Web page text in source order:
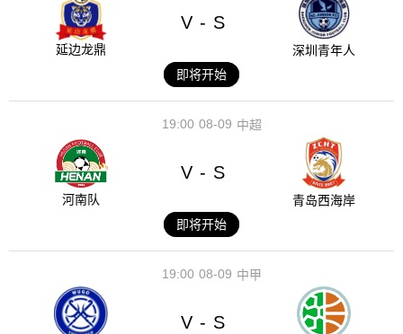
延边龙鼎
V - S
深圳青年人
即将开始
08-09
19:00 中超
河南队
V - S
青岛西海岸
即将开始
08-09
19:00 中甲
V - S